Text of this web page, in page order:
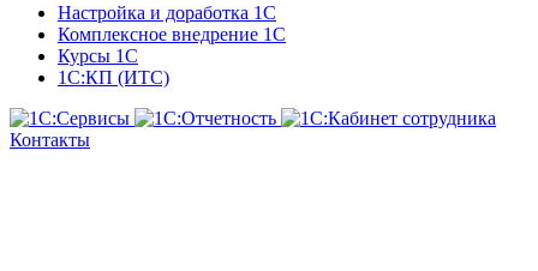
Настройка и доработка 1С
Комплексное внедрение 1С
Курсы 1С
1С:КП (ИТС)
Контакты